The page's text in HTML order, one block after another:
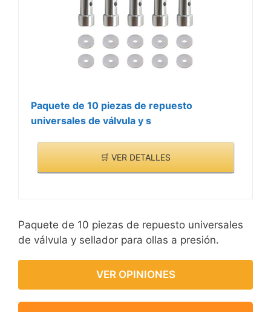
Paquete de 10 piezas de repuesto
universales de válvula y s
🛒 VER DETALLES
Paquete de 10 piezas de repuesto universales
de válvula y sellador para ollas a presión.
VER OPINIONES